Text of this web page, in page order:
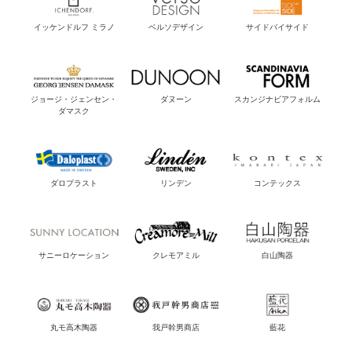
イッケンドルフ ミラノ ベルソデザイン サイドバイサイド
ジョージ・ジェンセン・
ダマスク
ダヌーン スカンジナビアフォルム
ダロプラスト リンデン コンテックス
サニーロケーション クレモアミル 白山陶器
丸モ高木陶器 我戸幹男商店 藍花